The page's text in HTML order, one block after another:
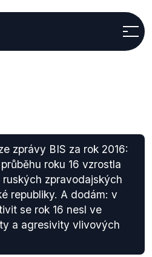
zprávy BIS za rok 2016:
roku 16 vzrostla
zpravodajských
republiky. A dodám: v
se rok 16 nesl ve
a agresivity vlivových